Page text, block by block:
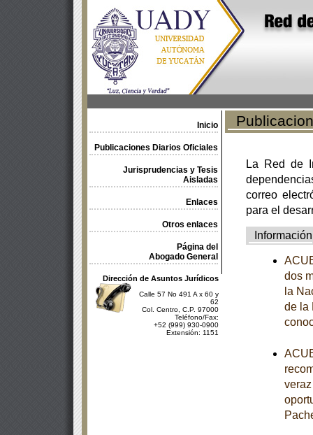
Inicio
Publicaciones Diarios Oficiales
Jurisprudencias y Tesis
Aisladas
Enlaces
Otros enlaces
Página del
Abogado General
Dirección de Asuntos Jurídicos
Calle 57 No 491 A x 60 y
62
Col. Centro, C.P. 97000
Teléfono/Fax:
+52 (999) 930-0900
Extensión: 1151
La Red de
correo
para el
Información
dos
la
de la